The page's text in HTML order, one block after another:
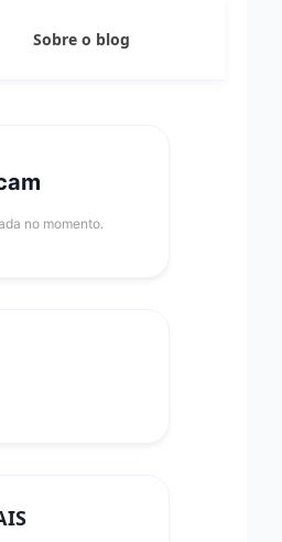
Sobre o blog
no momento.